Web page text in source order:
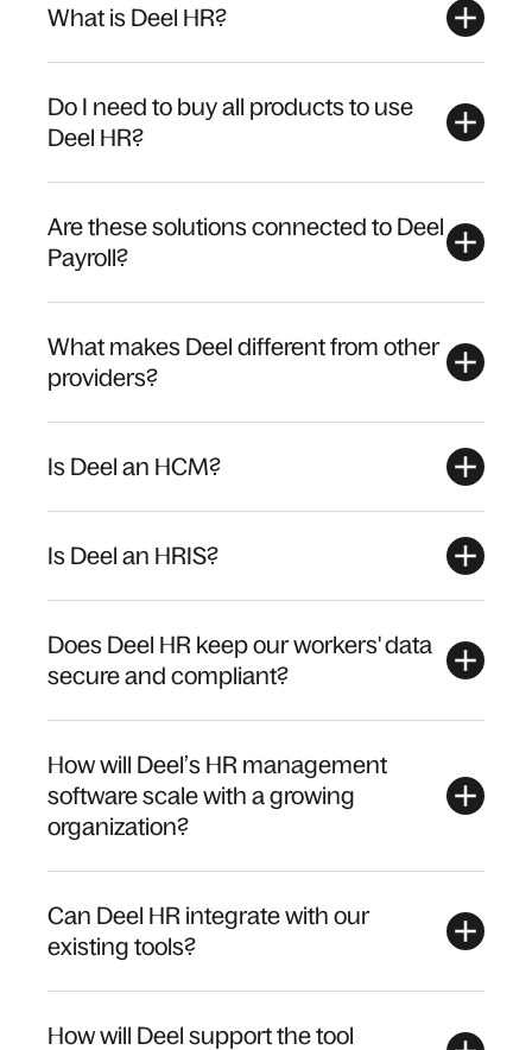
What is Deel HR?
Do I need to buy all products to use
Deel HR?
Are these solutions connected to Deel
Payroll?
What makes Deel different from other
providers?
Is Deel an HCM?
Is Deel an HRIS?
Does Deel HR keep our workers' data
secure and compliant?
How will Deel’s HR management
software scale with a growing
organization?
Can Deel HR integrate with our
existing tools?
How will Deel support the tool